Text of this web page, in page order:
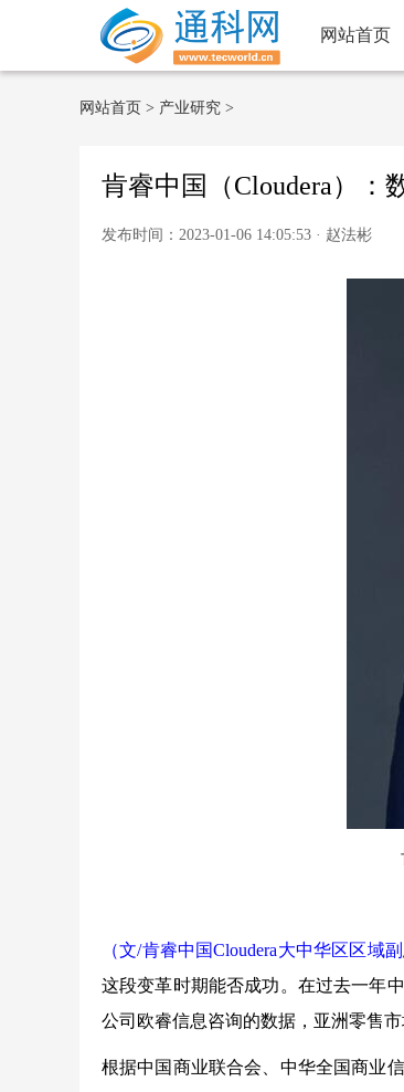
网站首页
网站首页 > 产业研究 >
肯睿中国（Cloudera）
发布时间：2023-01-06 14:05:53 · 赵法彬
（文/肯睿中国Cloudera大中华区区域
这段变革时期能否成功。在过去一年
公司欧睿信息咨询的数据，亚洲零售市
根据中国商业联合会、中华全国商业